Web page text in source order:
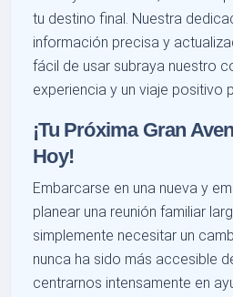
tu destino final. Nuestra
información precisa y
fácil de usar subraya nuestro
experiencia y un viaje positivo
¡Tu Próxima Gran
Hoy!
Embarcarse en una nueva y
planear una reunión familiar
simplemente necesitar un
nunca ha sido más accesible
centrarnos intensamente en